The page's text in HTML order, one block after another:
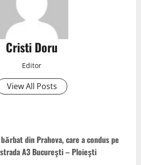
Cristi Doru
Editor
View All Posts
din Prahova, care a condus pe
A3 Bucureşti – Ploieşti